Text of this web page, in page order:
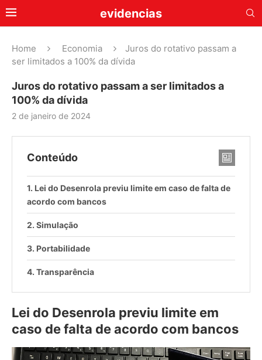
evidencias
Home Economia
Juros do rotativo passam a
ser limitados a 100% da dívida
Juros do rotativo passam a ser limitados a
100% da dívida
2 de janeiro de 2024
Conteúdo
Lei do Desenrola previu limite em caso de falta de
acordo com bancos
Simulação
Portabilidade
Transparência
Lei do Desenrola previu limite em
caso de falta de acordo com bancos